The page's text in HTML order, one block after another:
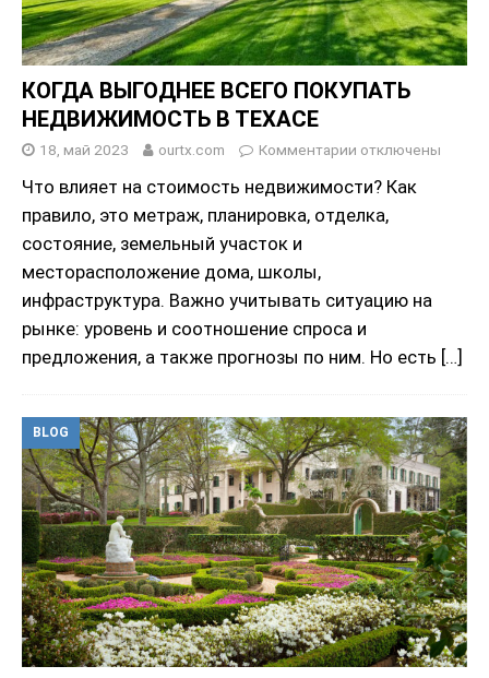
КОГДА ВЫГОДНЕЕ ВСЕГО ПОКУПАТЬ
НЕДВИЖИМОСТЬ В ТЕХАСЕ
18, май 2023 ourtx.com Комментарии отключены
Что влияет на стоимость недвижимости? Как
правило, это метраж, планировка, отделка,
состояние, земельный участок и
месторасположение дома, школы,
инфраструктура. Важно учитывать ситуацию на
рынке: уровень и соотношение спроса и
предложения, а также прогнозы по ним. Но есть […]
BLOG